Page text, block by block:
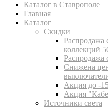
Каталог в Ставрополе
Главная
Каталог
Скидки
Распродажа
коллекций
Распродажа
Cнижена
Акция до -
Акция
Источники света